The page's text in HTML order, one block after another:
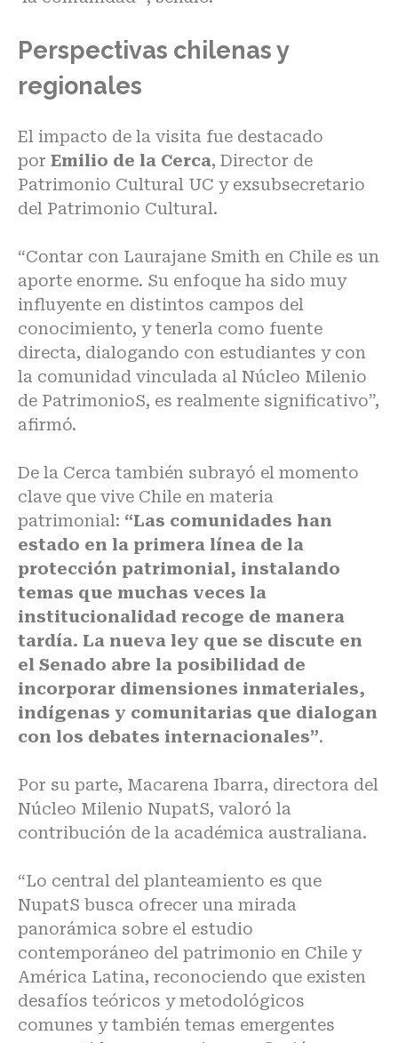
Perspectivas chilenas y
regionales
El impacto de la visita fue destacado
por Emilio de la Cerca, Director de
Patrimonio Cultural UC y exsubsecretario
del Patrimonio Cultural.
“Contar con Laurajane Smith en Chile es un
aporte enorme. Su enfoque ha sido muy
influyente en distintos campos del
conocimiento, y tenerla como fuente
directa, dialogando con estudiantes y con
la comunidad vinculada al Núcleo Milenio
de PatrimonioS, es realmente significativo”,
afirmó.
De la Cerca también subrayó el momento
clave que vive Chile en materia
patrimonial: “Las comunidades han
estado en la primera línea de la
protección patrimonial, instalando
temas que muchas veces la
institucionalidad recoge de manera
tardía. La nueva ley que se discute en
el Senado abre la posibilidad de
incorporar dimensiones inmateriales,
indígenas y comunitarias que dialogan
con los debates internacionales”.
Por su parte, Macarena Ibarra, directora del
Núcleo Milenio NupatS, valoró la
contribución de la académica australiana.
“Lo central del planteamiento es que
NupatS busca ofrecer una mirada
panorámica sobre el estudio
contemporáneo del patrimonio en Chile y
América Latina, reconociendo que existen
desafíos teóricos y metodológicos
comunes y también temas emergentes